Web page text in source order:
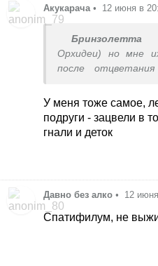
Акукарача • 12 июня в
Бринзолетта
Орхидеи) но мне
после
У меня тоже самое,
подруги - зацвели в
гнали и деток
Давно без алко • 12
Спатифилум, не